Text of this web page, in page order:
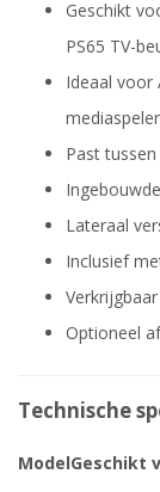
Geschikt
PS65 TV-
Ideaal voor
Past
Lateraal
Inclusief
Optioneel
Technische
ModelGeschikt